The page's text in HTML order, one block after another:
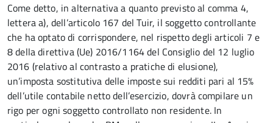
Come detto, in alternativa a quanto previsto al comma 4,
lettera a), dell’articolo 167 del Tuir, il soggetto controllante
che ha optato di corrispondere, nel rispetto degli articoli 7 e
8 della direttiva (Ue) 2016/1164 del Consiglio del 12 luglio
2016 (relativo al contrasto a pratiche di elusione),
un’imposta sostitutiva delle imposte sui redditi pari al 15%
dell’utile contabile netto dell’esercizio, dovrà compilare un
rigo per ogni soggetto controllato non residente. In